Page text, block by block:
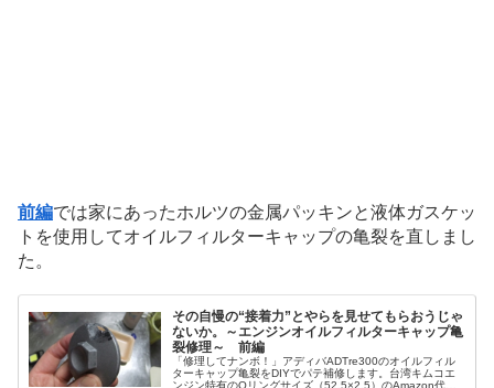
前編では家にあったホルツの金属パッキンと液体ガスケッ
トを使用してオイルフィルターキャップの亀裂を直しまし
た。
その自慢の“接着力”とやらを見せてもらおうじゃ
ないか。～エンジンオイルフィルターキャップ亀
裂修理～ 前編
「修理してナンボ！」アディバADTre300のオイルフィル
ターキャップ亀裂をDIYでパテ補修します。台湾キムコエ